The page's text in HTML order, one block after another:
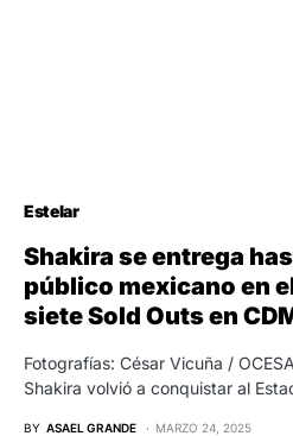
Estelar
Shakira se entrega
público mexicano en
siete Sold Outs en
Fotografías: César Vicuña /
Shakira volvió a conquistar al
BY ASAEL GRANDE MARZO 24, 2025